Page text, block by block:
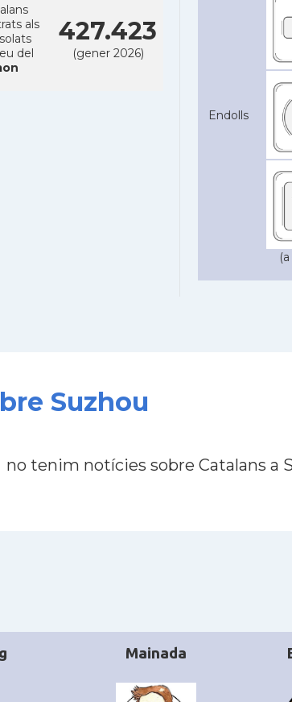
als
del
427.423
(gener 2026)
Endolls
Suzhou
no tenim notícies sobre Catalans a
Mainada